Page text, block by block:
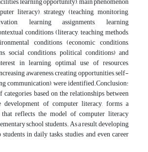
literacy), strategy (teaching, monitoring,
learning assignments, learning
conditions (literacy, teaching methods,
conditions (economic conditions,
social conditions, political conditions) and
in learning, optimal use of resources,
awareness, creating opportunities, self-
communication), were identified.Conclusion:
based on the relationships between
development of computer literacy, forms a
reflects the model of computer literacy
school students. As a result, developing
in daily tasks, studies and even career